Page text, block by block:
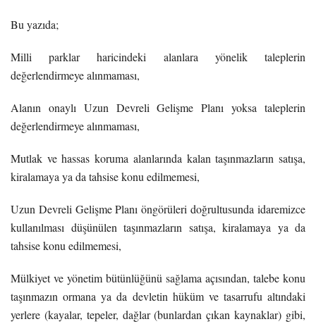
Bu yazıda;
Milli parklar haricindeki alanlara yönelik taleplerin
değerlendirmeye alınmaması,
Alanın onaylı Uzun Devreli Gelişme Planı yoksa taleplerin
değerlendirmeye alınmaması,
Mutlak ve hassas koruma alanlarında kalan taşınmazların satışa,
kiralamaya ya da tahsise konu edilmemesi,
Uzun Devreli Gelişme Planı öngörüleri doğrultusunda idaremizce
kullanılması düşünülen taşınmazların satışa, kiralamaya ya da
tahsise konu edilmemesi,
Mülkiyet ve yönetim bütünlüğünü sağlama açısından, talebe konu
taşınmazın ormana ya da devletin hüküm ve tasarrufu altındaki
yerlere (kayalar, tepeler, dağlar (bunlardan çıkan kaynaklar) gibi,